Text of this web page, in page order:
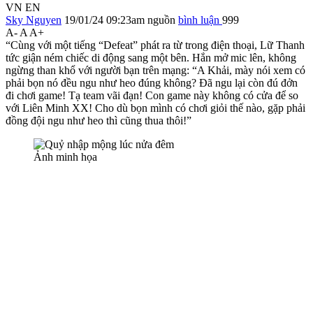
VN EN
Sky Nguyen 19/01/24 09:23am nguồn bình luận 999
A- A A+
“Cùng với một tiếng “Defeat” phát ra từ trong điện thoại, Lữ Thanh
tức giận ném chiếc di động sang một bên. Hắn mở mic lên, không
ngừng than khổ với người bạn trên mạng: “A Khải, mày nói xem có
phải bọn nó đều ngu như heo đúng không? Đã ngu lại còn đú đởn
đi chơi game! Tạ team vãi đạn! Con game này không có cửa để so
với Liên Minh XX! Cho dù bọn mình có chơi giỏi thế nào, gặp phải
đồng đội ngu như heo thì cũng thua thôi!”
Ảnh minh họa